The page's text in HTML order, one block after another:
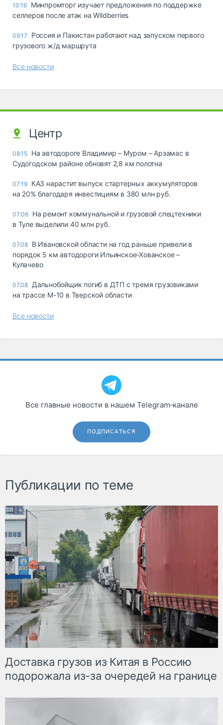
10:16 Минпромторг изучает предложения по поддержке
селлеров после атак на Wildberries
09:17
Россия и Пакистан работают над запуском первого
грузового ж/д маршрута
Все новости
Центр
08:15 На автодороге Владимир – Муром – Арзамас в
Судогодском районе обновят 2,8 км полотна
07:19 КАЗ нарастит выпуск стартерных аккумуляторов
на 20% благодаря инвестициям в 380 млн руб.
07:06 На ремонт коммунальной и грузовой спецтехники
в Туле выделили 40 млн руб.
07.08 В Ивановской области на год раньше привели в
порядок 5 км автодороги Ильинское-Хованское –
Кулачево
07.08 Дальнобойщик погиб в ДТП с тремя грузовиками
на трассе М-10 в Тверской области
Все новости
Все главные новости в нашем Telegram‑канале
ПОДПИСАТЬСЯ
Публикации по теме
Доставка грузов из Китая в Россию
подорожала из-за очередей на границе